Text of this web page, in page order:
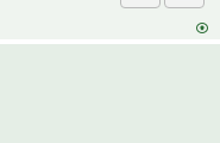
Zitat